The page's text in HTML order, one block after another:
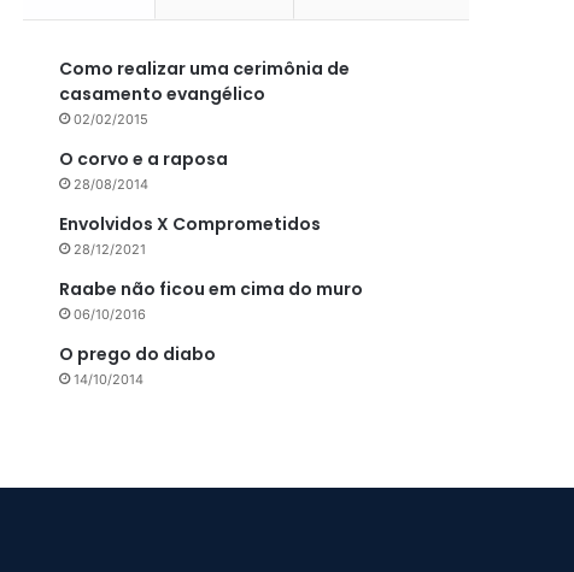
Como realizar uma cerimônia de
casamento evangélico
02/02/2015
O corvo e a raposa
28/08/2014
Envolvidos X Comprometidos
28/12/2021
Raabe não ficou em cima do muro
06/10/2016
O prego do diabo
14/10/2014